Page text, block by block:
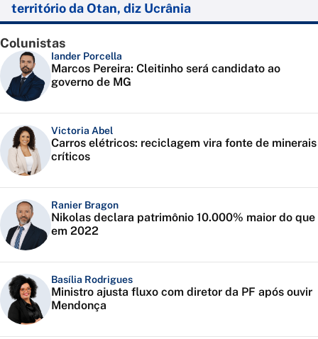
território da Otan, diz Ucrânia
Colunistas
Iander Porcella
Marcos Pereira: Cleitinho será candidato ao
governo de MG
Victoria Abel
Carros elétricos: reciclagem vira fonte de minerais
críticos
Ranier Bragon
Nikolas declara patrimônio 10.000% maior do que
em 2022
Basília Rodrigues
Ministro ajusta fluxo com diretor da PF após ouvir
Mendonça